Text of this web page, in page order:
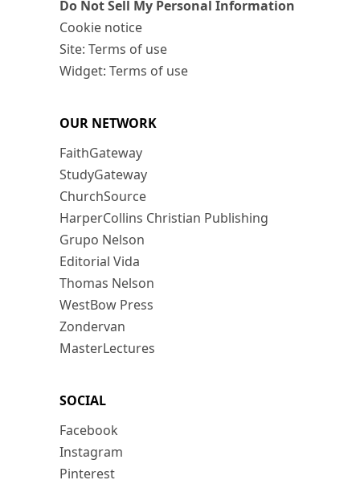
Do Not Sell My Personal Information
Cookie notice
Site: Terms of use
Widget: Terms of use
OUR NETWORK
FaithGateway
StudyGateway
ChurchSource
HarperCollins Christian Publishing
Grupo Nelson
Editorial Vida
Thomas Nelson
WestBow Press
Zondervan
MasterLectures
SOCIAL
Facebook
Instagram
Pinterest